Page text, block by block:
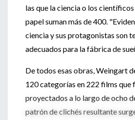
las que la ciencia o los
papel suman más de 400.
ciencia y sus protagonistas son
adecuados para la fábrica de
De todos esas obras, Weingart
120 categorías en 222 films que
proyectados a lo largo de ocho
patrón de clichés resultante